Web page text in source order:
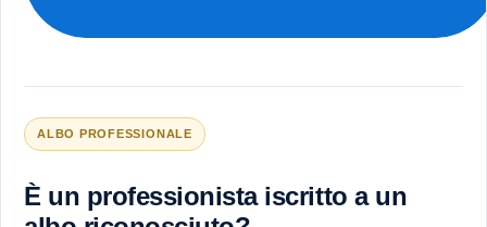
ALBO PROFESSIONALE
È un professionista iscritto a un